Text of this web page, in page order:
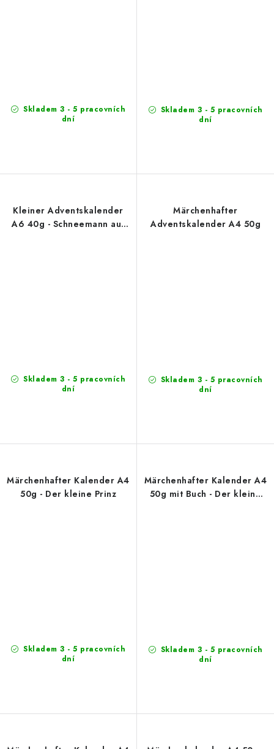
Skladem 3 - 5 pracovních
dní
Skladem 3 - 5 pracovních
dní
Kleiner Adventskalender
A6 40g - Schneemann auf
Skladem 3 - 5 pracovních
dní
Märchenhafter
Adventskalender A4 50g
Skladem 3 - 5 pracovních
dní
Märchenhafter Kalender A4
50g - Der kleine Prinz
Skladem 3 - 5 pracovních
dní
Märchenhafter Kalender A4
50g mit Buch - Der kleine
Skladem 3 - 5 pracovních
dní